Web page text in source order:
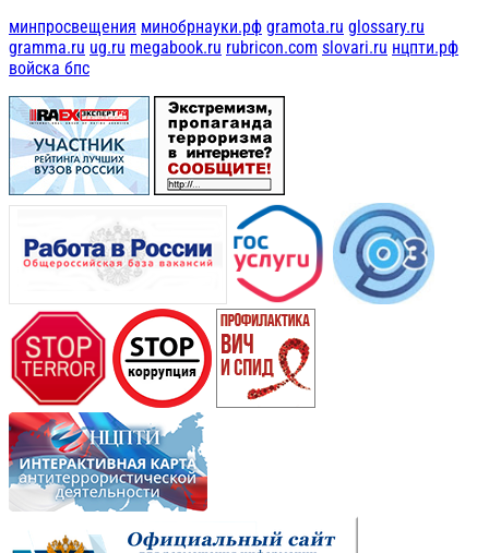
минпросвещения минобрнауки.рф gramota.ru glossary.ru
gramma.ru ug.ru megabook.ru rubricon.com slovari.ru нцпти.рф
войска бпс